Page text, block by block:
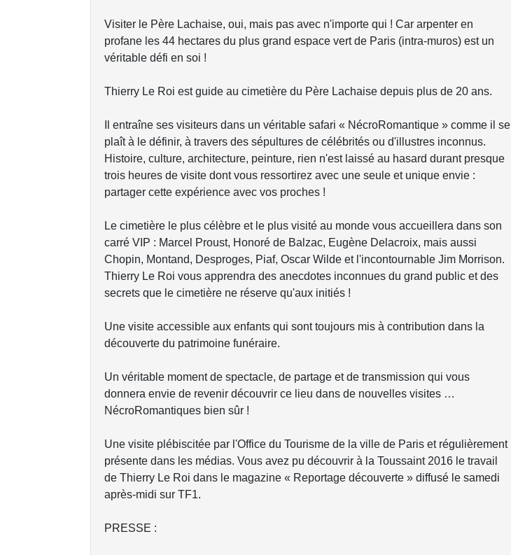
Visiter le Père Lachaise, oui, mais pas avec n'importe qui ! Car arpenter en
profane les 44 hectares du plus grand espace vert de Paris (intra-muros) est un
véritable défi en soi !
Thierry Le Roi est guide au cimetière du Père Lachaise depuis plus de 20 ans.
Il entraîne ses visiteurs dans un véritable safari « NécroRomantique » comme il se
plaît à le définir, à travers des sépultures de célébrités ou d'illustres inconnus.
Histoire, culture, architecture, peinture, rien n'est laissé au hasard durant presque
trois heures de visite dont vous ressortirez avec une seule et unique envie :
partager cette expérience avec vos proches !
Le cimetière le plus célèbre et le plus visité au monde vous accueillera dans son
carré VIP : Marcel Proust, Honoré de Balzac, Eugène Delacroix, mais aussi
Chopin, Montand, Desproges, Piaf, Oscar Wilde et l'incontournable Jim Morrison.
Thierry Le Roi vous apprendra des anecdotes inconnues du grand public et des
secrets que le cimetière ne réserve qu'aux initiés !
Une visite accessible aux enfants qui sont toujours mis à contribution dans la
découverte du patrimoine funéraire.
Un véritable moment de spectacle, de partage et de transmission qui vous
donnera envie de revenir découvrir ce lieu dans de nouvelles visites …
NécroRomantiques bien sûr !
Une visite plébiscitée par l'Office du Tourisme de la ville de Paris et régulièrement
présente dans les médias. Vous avez pu découvrir à la Toussaint 2016 le travail
de Thierry Le Roi dans le magazine « Reportage découverte » diffusé le samedi
après-midi sur TF1.
PRESSE :